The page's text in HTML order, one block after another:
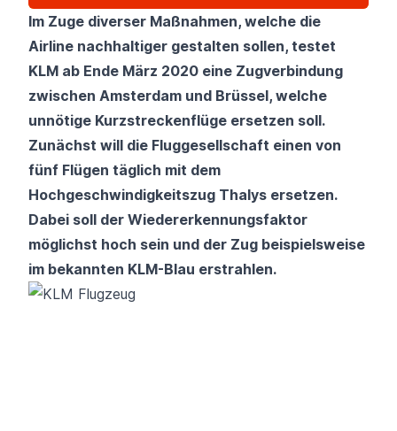
Im Zuge diverser Maßnahmen, welche die
Airline nachhaltiger gestalten sollen, testet
KLM ab Ende März 2020 eine Zugverbindung
zwischen Amsterdam und Brüssel, welche
unnötige Kurzstreckenflüge ersetzen soll.
Zunächst will die Fluggesellschaft einen von
fünf Flügen täglich mit dem
Hochgeschwindigkeitszug Thalys ersetzen.
Dabei soll der Wiedererkennungsfaktor
möglichst hoch sein und der Zug beispielsweise
im bekannten KLM-Blau erstrahlen.